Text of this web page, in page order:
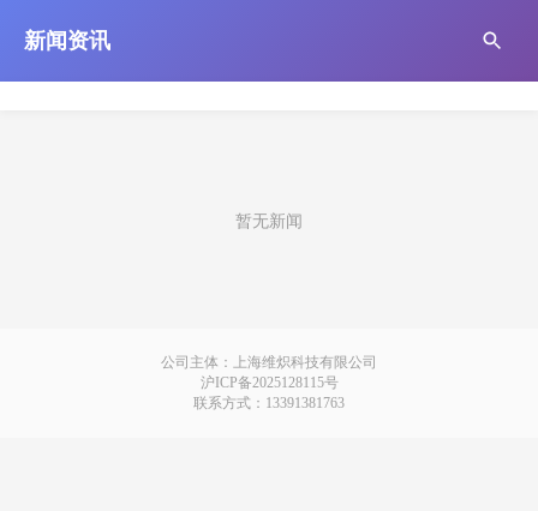
新闻资讯
暂无新闻
公司主体：上海维炽科技有限公司
沪ICP备2025128115号
联系方式：13391381763